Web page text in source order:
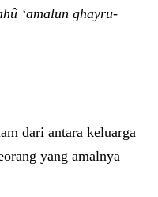
‘amalun ghayru-
dari antara keluarga
yang amalnya